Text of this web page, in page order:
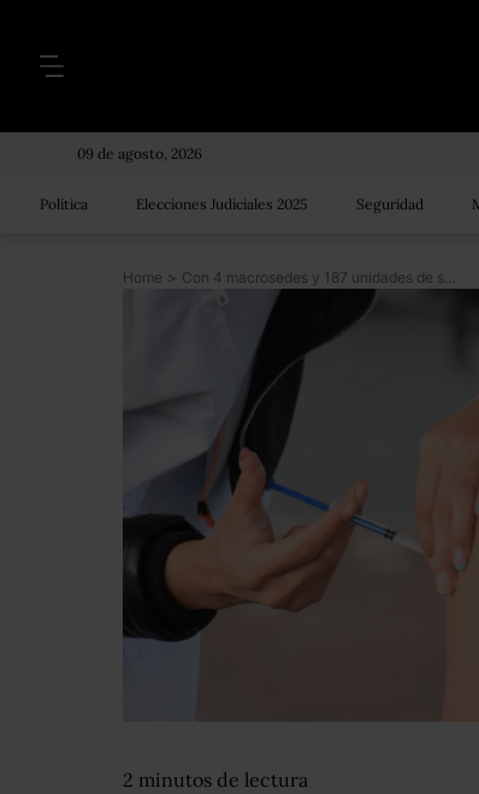
09 de agosto, 2026
Política Elecciones Judiciales 2025 Seguridad
Home > Con 4 macrosedes y 187 unidades de salud, la CDMX reforzará la vacunación contra COVID-19 durante el resto de abril
2 minutos de lectura